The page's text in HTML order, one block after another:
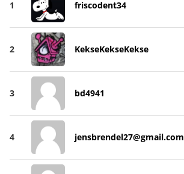
1 friscodent34
2 KekseKekseKekse
3 bd4941
4 jensbrendel27@gmail.com